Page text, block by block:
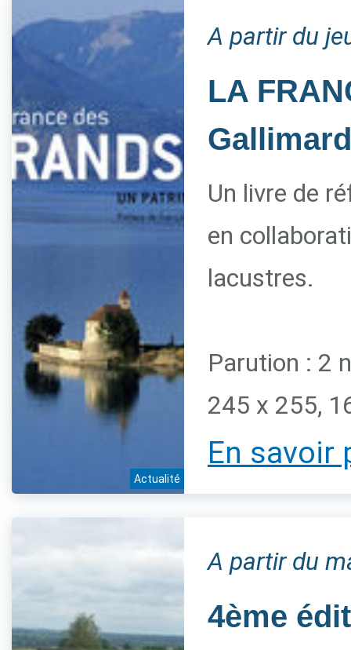
Actualité
A partir du
LA
Gallimard
Un livre de
en
lacustres.
Parution : 2
245 x 255,
En savoir
A partir du
4ème